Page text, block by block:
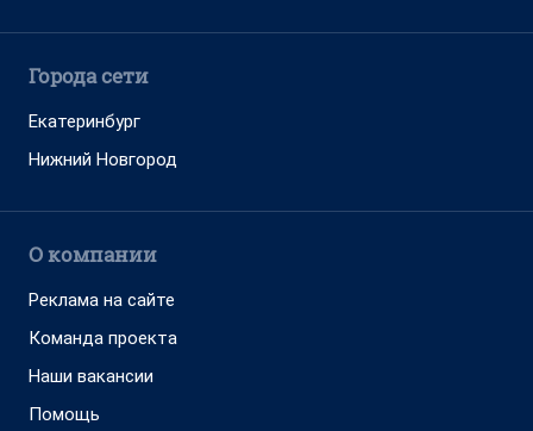
Города сети
Екатеринбург
Нижний Новгород
О компании
Реклама на сайте
Команда проекта
Наши вакансии
Помощь